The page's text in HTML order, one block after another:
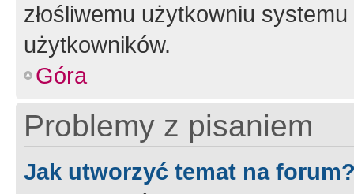
złośliwemu użytkowniu
użytkowników.
Góra
Problemy z pisaniem
Jak utworzyć temat na